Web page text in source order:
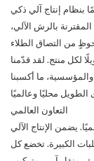
بنظام إنتاج آلي ذكي
بالرش الآلي،
من التصاق الطلاء
لكل منتج. لقد قدّمنا
ما أكسبنا
التعاون العالمي
يضمن الإنتاج الآلي
الكبيرة. تخضع كل